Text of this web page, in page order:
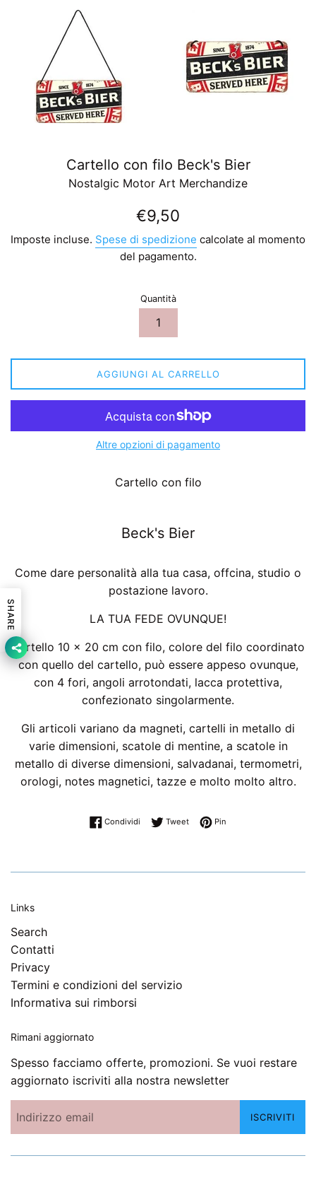
Cartello con filo Beck's Bier
Nostalgic Motor Art Merchandize
Prezzo
listino
€9,50
Imposte incluse. Spese di spedizione calcolate al momento
del pagamento.
Quantità
AGGIUNGI AL CARRELLO
Altre opzioni di pagamento
Cartello con filo
Beck's Bier
Come dare personalità alla tua casa, offcina, studio o
postazione lavoro.
LA TUA FEDE OVUNQUE!
Cartello 10 x 20 cm con filo, colore del filo coordinato
con quello del cartello, può essere appeso ovunque,
con 4 fori, angoli arrotondati, lacca protettiva,
confezionato singolarmente.
Gli articoli variano da magneti, cartelli in metallo di
varie dimensioni, scatole di mentine, a scatole in
metallo di diverse dimensioni, salvadanai, termometri,
orologi, notes magnetici, tazze e molto molto altro.
Condividi Condividi su Facebook
TweetTwitta su Twitter
Pin
Links
Search
Contatti
Privacy
Termini e condizioni del servizio
Informativa sui rimborsi
Rimani aggiornato
Spesso facciamo offerte, promozioni. Se vuoi restare
aggiornato iscriviti alla nostra newsletter
ISCRIVITI
SHARE